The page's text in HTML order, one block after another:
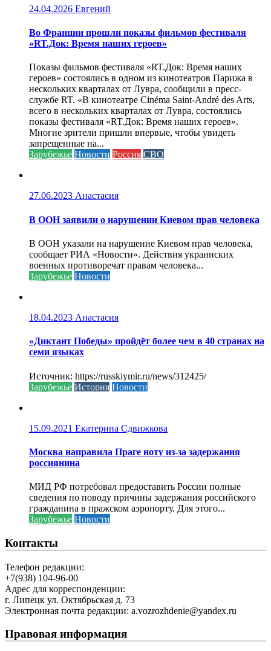
24.04.2026 Евгений
Во Франции прошли показы фильмов фестиваля
«RT.Док: Время наших героев»
Показы фильмов фестиваля «RT.Док: Время наших
героев» состоялись в одном из кинотеатров Парижа в
нескольких кварталах от Лувра, сообщили в пресс-
службе RT. «В кинотеатре Cinéma Saint-André des Arts,
всего в нескольких кварталах от Лувра, состоялись
показы фестиваля «RT.Док: Время наших героев».
Многие зрители пришли впервые, чтобы увидеть
запрещенные на...
Зарубежье Новости Россия СВО
27.06.2023 Анастасия
В ООН заявили о нарушении Киевом прав человека
В ООН указали на нарушение Киевом прав человека,
сообщает РИА «Новости». Действия украинских
военных противоречат правам человека...
Зарубежье Новости
18.04.2023 Анастасия
«Диктант Победы» пройдёт более чем в 40 странах на
семи языках
Источник: https://russkiymir.ru/news/312425/
Зарубежье История Новости
15.09.2021 Екатерина Сдвижкова
Москва направила Праге ноту из-за задержания
россиянина
МИД РФ потребовал предоставить России полные
сведения по поводу причины задержания российского
гражданина в пражском аэропорту. Для этого...
Зарубежье Новости
Контакты
Телефон редакции:
+7(938) 104-96-00
Адрес для корреспонденции:
г. Липецк ул. Октябрьская д. 73
Электронная почта редакции: a.vozrozhdenie@yandex.ru
Правовая информация